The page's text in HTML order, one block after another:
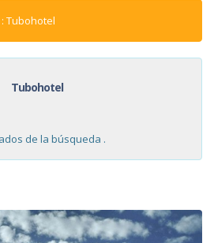
Tubohotel
Tubohotel
de la búsqueda .